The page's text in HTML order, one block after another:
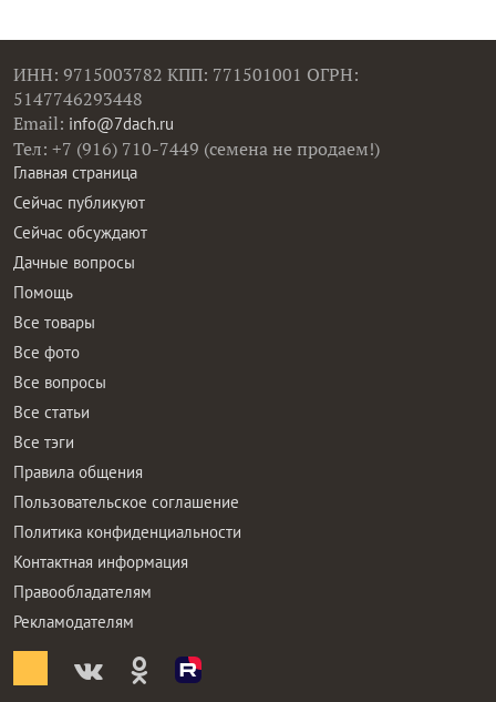
ИНН: 9715003782 КПП: 771501001 ОГРН:
5147746293448
Email: info@7dach.ru
Тел: +7 (916) 710-7449 (семена не продаем!)
Главная страница
Сейчас публикуют
Сейчас обсуждают
Дачные вопросы
Помощь
Все товары
Все фото
Все вопросы
Все статьи
Все тэги
Правила общения
Пользовательское соглашение
Политика конфиденциальности
Контактная информация
Правообладателям
Рекламодателям